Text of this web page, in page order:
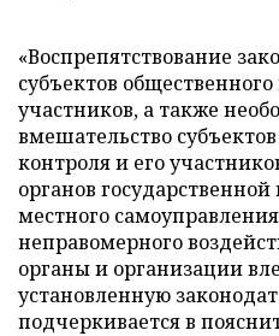
«Воспрепятствование
субъектов
участников, а также
вмешательство
контроля и его
органов государственной
местного
неправомерного
органы и организации
установленную
подчеркивается в